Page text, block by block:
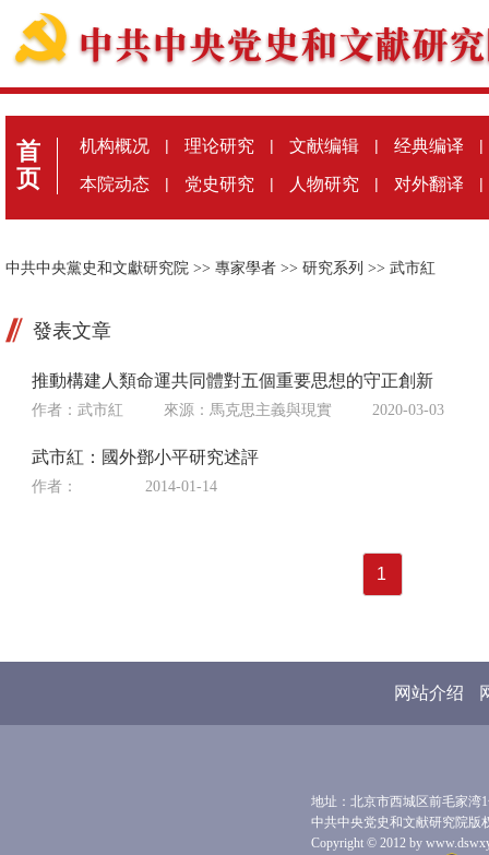
首
页
机构概况 | 理论研究 | 文献编辑 | 经典编译 |
本院动态 | 党史研究 | 人物研究 | 对外翻译 |
中共中央黨史和文獻研究院 >> 專家學者 >> 研究系列 >> 武市紅
發表文章
推動構建人類命運共同體對五個重要思想的守正創新
作者：武市紅 來源： 馬克思主義與現實 2020-03-03
武市紅：國外鄧小平研究述評
作者： 2014-01-14
1
网站介绍
地址：北京市西城区前毛家湾
中共中央党史和文献研究院版
Copyright © 2012 by